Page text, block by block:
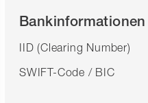
Bankinformationen
IID (Clearing Number)
SWIFT-Code / BIC